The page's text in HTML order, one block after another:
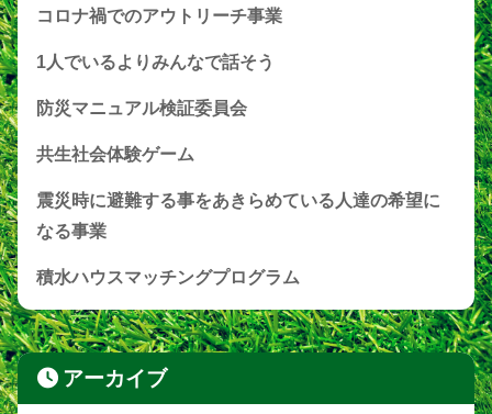
コロナ禍でのアウトリーチ事業
1人でいるよりみんなで話そう
防災マニュアル検証委員会
共生社会体験ゲーム
震災時に避難する事をあきらめている人達の希望に
なる事業
積水ハウスマッチングプログラム
アーカイブ